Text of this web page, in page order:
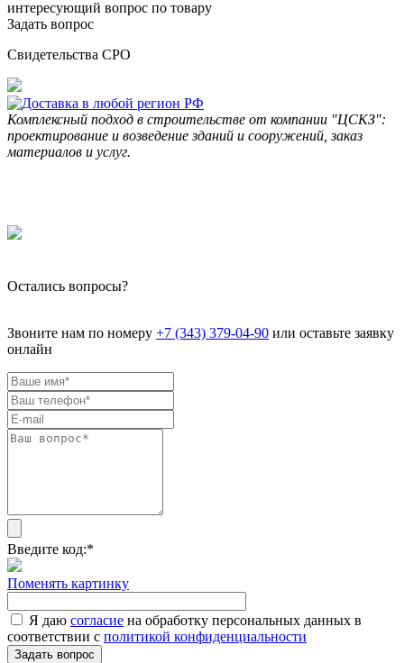
интересующий вопрос по товару
Задать вопрос
Свидетельства СРО
Комплексный подход в строительстве от компании "ЦСКЗ":
проектирование и возведение зданий и сооружений, заказ
материалов и услуг.
Остались вопросы?
Звоните нам по номеру +7 (343) 379-04-90 или оставьте заявку
онлайн
Введите код:*
Поменять картинку
Я даю согласие на обработку персональных данных в
соответствии с политикой конфиденциальности
Задать вопрос